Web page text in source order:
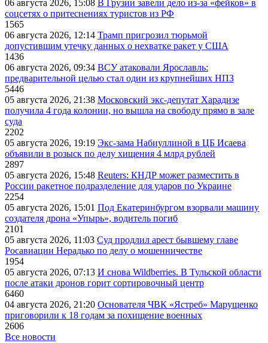
06 августа 2026, 15:08 В Грузии завели дело из-за «фейков» в
соцсетях о притеснениях туристов из РФ
1565
06 августа 2026, 12:14 Трамп пригрозил тюрьмой
допустившим утечку данных о нехватке ракет у США
1436
06 августа 2026, 09:34 ВСУ атаковали Ярославль:
предварительной целью стал один из крупнейших НПЗ
5446
05 августа 2026, 21:38 Московский экс-депутат Харадизе
получила 4 года колонии, но вышла на свободу прямо в зале
суда
2202
05 августа 2026, 19:19 Экс-зама Набиуллиной в ЦБ Исаева
объявили в розыск по делу хищения 4 млрд рублей
2897
05 августа 2026, 15:48 Reuters: КНДР может разместить в
России ракетное подразделение для ударов по Украине
2254
05 августа 2026, 15:01 Под Екатеринбургом взорвали машину
создателя дрона «Упырь», водитель погиб
2101
05 августа 2026, 11:03 Суд продлил арест бывшему главе
Росавиации Нерадько по делу о мошенничестве
1954
05 августа 2026, 07:13 И снова Wildberries. В Тульской области
после атаки дронов горит сортировочный центр
6460
04 августа 2026, 21:20 Основателя ЧВК «Ястреб» Марущенко
приговорили к 18 годам за похищение военных
2606
Все новости